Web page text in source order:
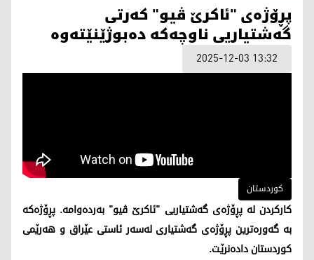
پڕۆژەی "ئاکرێ ڤیو" کەرتی
گەشتیاریی ناوچەکە دەبوژێنێتەوە
2025-12-03 13:32
کوردستان
کارکردن لە پڕۆژەی گەشتیاریی "ئاکرێ ڤیو" بەردەوامە. پڕۆژەکە
بە گەورەترین پڕۆژەی گەشتیاری لەسەر ئاستی عێراق و هەرێمی
کوردستان دادەنرێت.